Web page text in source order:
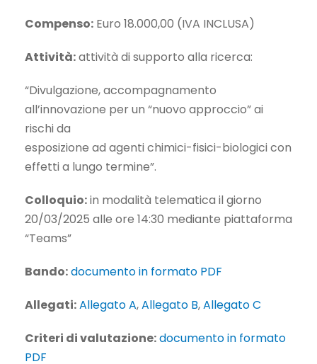
Compenso: Euro 18.000,00 (IVA INCLUSA)
Attività:attività di supporto alla ricerca:
“Divulgazione, accompagnamento
all’innovazione per un “nuovo approccio” ai
rischi da
esposizione ad agenti chimici-fisici-biologici con
effetti a lungo termine”.
Colloquio:in modalità telematica il giorno
20/03/2025 alle ore 14:30 mediante piattaforma
“Teams”
Bando:documento in formato PDF
Allegati:Allegato A,Allegato B,Allegato C
Criteri di valutazione:documento in formato
PDF